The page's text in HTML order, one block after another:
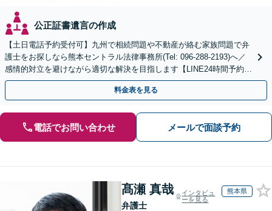
公正証書遺言の作成
【土日電話予約受付可】九州で相続問題や不動産が絡む家族問題で弁
護士をお探しなら熊本セントラル法律事務所(Tel: 096-288-2193)へ／
感情的対立を避けながら適切な解決を目指します【LINE24時間予約受
付可】【休日・夜間相談可】
料金表を見る
電話でお問い合わせ メールで面談予約
髙瀬 真哉
弁護士
インタビュ
ーを見る
熊本県